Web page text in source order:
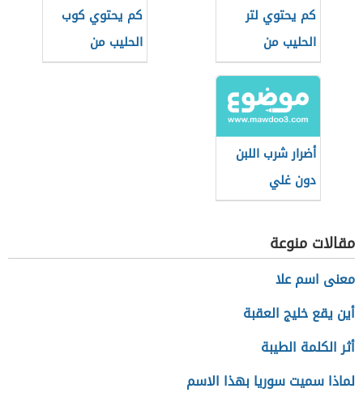
كم يحتوي لتر
الحليب من
البروتين
كم يحتوي كوب
الحليب من
البروتين
أضرار شرب اللبن
دون غلي
مقالات منوعة
معنى اسم علا
أين يقع خليج العقبة
أثر الكلمة الطيبة
لماذا سميت سوريا بهذا الاسم